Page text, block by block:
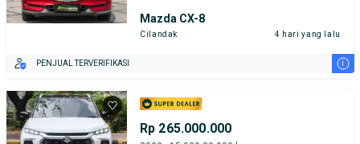
Mazda CX-8
Cilandak 4 hari yang lalu
PENJUAL TERVERIFIKASI i
Rp 265.000.000